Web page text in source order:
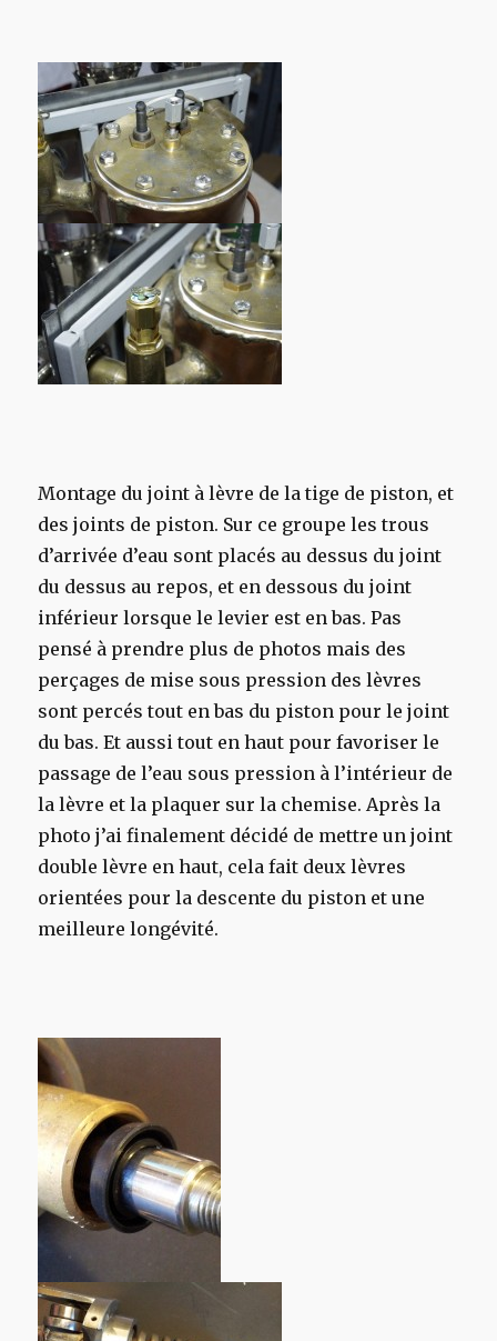
Montage du joint à lèvre de la tige de piston, et
des joints de piston. Sur ce groupe les trous
d’arrivée d’eau sont placés au dessus du joint
du dessus au repos, et en dessous du joint
inférieur lorsque le levier est en bas. Pas
pensé à prendre plus de photos mais des
perçages de mise sous pression des lèvres
sont percés tout en bas du piston pour le joint
du bas. Et aussi tout en haut pour favoriser le
passage de l’eau sous pression à l’intérieur de
la lèvre et la plaquer sur la chemise. Après la
photo j’ai finalement décidé de mettre un joint
double lèvre en haut, cela fait deux lèvres
orientées pour la descente du piston et une
meilleure longévité.